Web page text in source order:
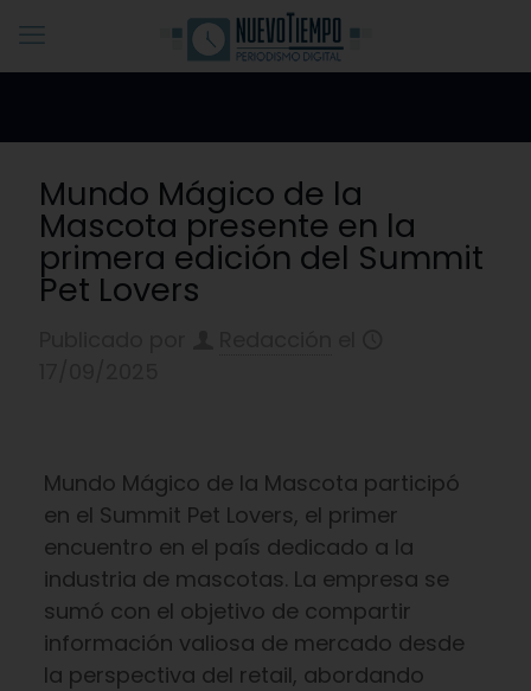
Mundo Mágico de la
Mascota presente en la
primera edición del Summit
Pet Lovers
Mundo Mágico de la Mascota participó
en el Summit Pet Lovers, el primer
encuentro en el país dedicado a la
industria de mascotas. La empresa se
sumó con el objetivo de compartir
información valiosa de mercado desde
la perspectiva del retail, abordando